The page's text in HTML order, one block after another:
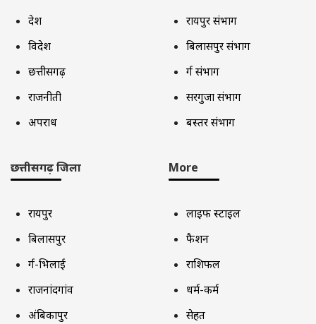
देश
विदेश
छत्तीसगढ़
राजनीती
अपराध
रायपुर संभाग
बिलासपुर संभाग
दुर्ग संभाग
सरगुजा संभाग
बस्तर संभाग
छत्तीसगढ़ जिला
रायपुर
बिलासपुर
दुर्ग-भिलाई
राजनांदगांव
अंबिकापुर
More
लाइफ स्टाइल
फैशन
राशिफल
धर्म-कर्म
सेहत